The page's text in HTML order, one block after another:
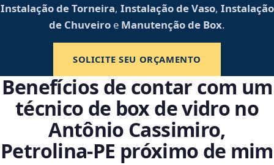
Instalação de Torneira, Instalação de Vaso, Instalação
de Chuveiro e Manutenção de Box.
SOLICITE SEU ORÇAMENTO
Benefícios de contar com um
técnico de box de vidro no
Antônio Cassimiro,
Petrolina‑PE próximo de mim